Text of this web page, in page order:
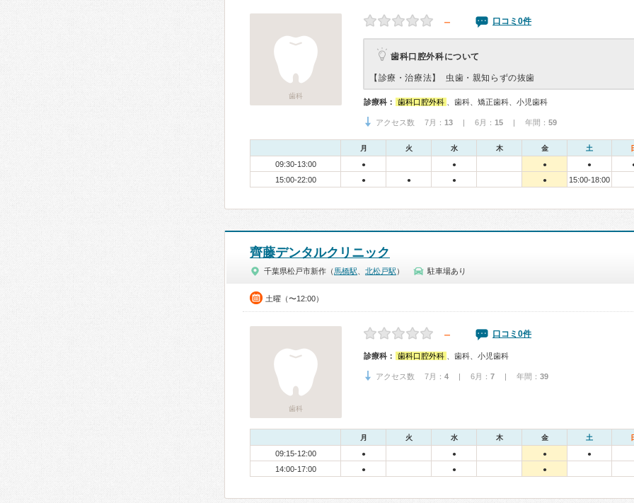
歯科
－ 口コミ0件
歯科口腔外科について
【診療・治療法】 虫歯・親知らずの抜歯
診療科： 歯科口腔外科 、歯科、矯正歯科、小児歯科
アクセス数 7月： 13 | 6月： 15 | 年間： 59
月 火 水 木 金 土
09:30-13:00 ● ● ● ●
15:00-22:00 ● ● ● ● 15:00-18:00
齊藤デンタルクリニック
千葉県松戸市新作（ 馬橋駅 北松戸駅 ） 駐車場あり
土曜（〜12:00）
歯科
－ 口コミ0件
診療科： 歯科口腔外科 、歯科、小児歯科
アクセス数 7月： 4 | 6月： 7 | 年間： 39
月 火 水 木 金 土
09:15-12:00 ● ● ● ●
14:00-17:00 ● ● ●